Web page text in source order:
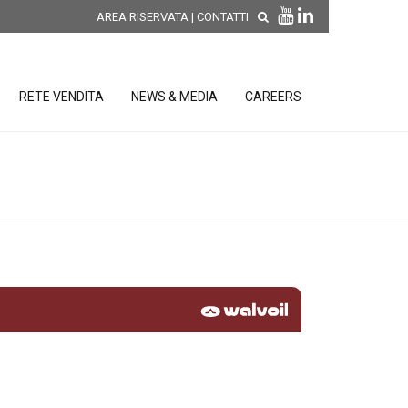
AREA RISERVATA | CONTATTI
RETE VENDITA NEWS & MEDIA CAREERS